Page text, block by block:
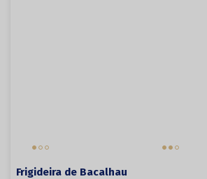
Frigideira de Bacalhau